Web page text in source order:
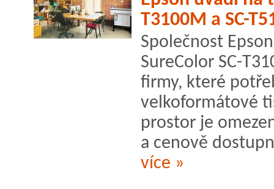
T3100M a SC-
Společnost
SureColor SC-
firmy, které
velkoformátové
prostor je
a cenově
více »